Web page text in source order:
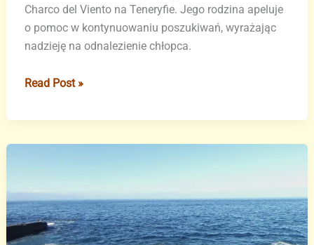
Charco del Viento na Teneryfie. Jego rodzina apeluje
o pomoc w kontynuowaniu poszukiwań, wyrażając
nadzieję na odnalezienie chłopca.
Dramatyczna
rodziny
Teneryfie
Read Post »